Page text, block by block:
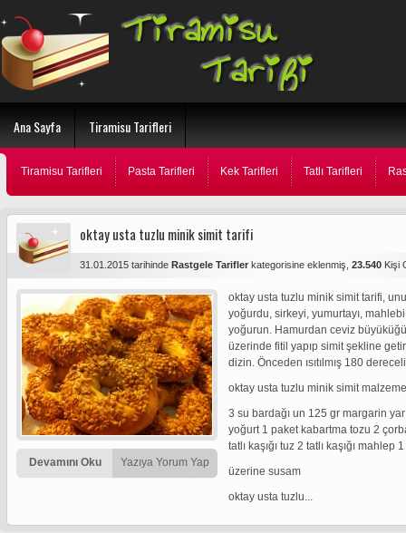
Ana Sayfa Tiramisu Tarifleri
Tiramisu Tarifleri Pasta Tarifleri Kek Tarifleri Tatlı Tarifleri
oktay usta tuzlu minik simit tarifi
31.01.2015 tarihinde Rastgele Tarifler kategorisine eklenmiş, 23.540 Kişi
Devamını Oku Yazıya Yorum Yap
oktay usta tuzlu minik simit tarifi,
yoğurdu, sirkeyi, yumurtayı,
yoğurun. Hamurdan ceviz
üzerinde fitil yapıp simit şekline
dizin. Önceden ısıtılmış 180
oktay usta tuzlu minik simit
3 su bardağı un 125 gr margarin
yoğurt 1 paket kabartma tozu 2
tatlı kaşığı tuz 2 tatlı kaşığı mahlep
üzerine susam
oktay usta tuzlu...